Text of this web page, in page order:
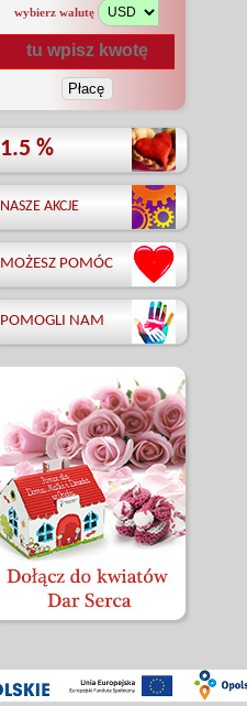
wybierz walutę
1.5 %
NASZE AKCJE
MOŻESZ POMÓC
POMOGLI NAM